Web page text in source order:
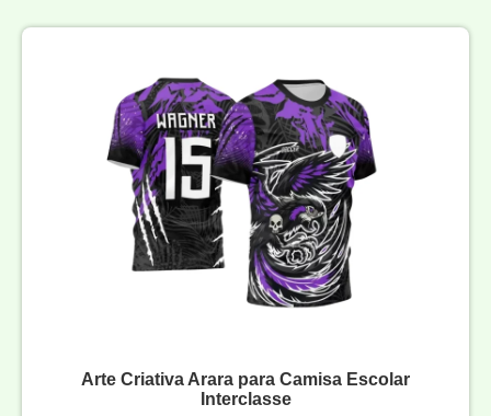
Arte Criativa Arara para Camisa Escolar
Interclasse